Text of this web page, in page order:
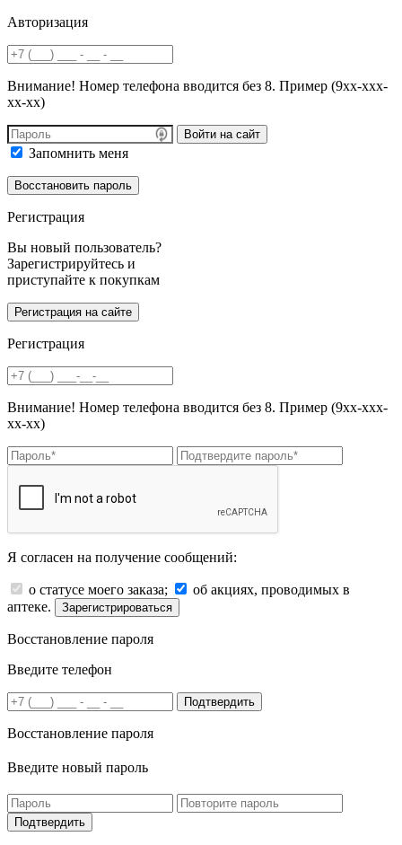
Авторизация
Внимание! Номер телефона вводится без 8. Пример (9хх-ххх-
хх-хх)
Войти на сайт
Запомнить меня
Регистрация
Вы новый пользователь?
Зарегистрируйтесь и
приступайте к покупкам
Регистрация
Внимание! Номер телефона вводится без 8. Пример (9хх-ххх-
хх-хх)
Я согласен на получение сообщений:
о статусе моего заказа;
об акциях, проводимых в
аптеке.
Зарегистрироваться
Восстановление пароля
Введите телефон
Подтвердить
Восстановление пароля
Введите новый пароль